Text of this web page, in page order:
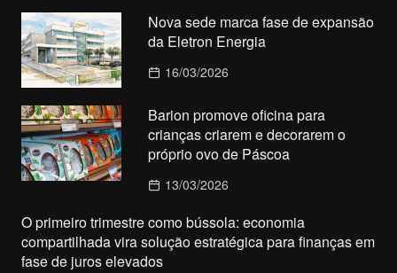
Nova sede marca fase de expansão
da Eletron Energia
16/03/2026
Barion promove oficina para
crianças criarem e decorarem o
próprio ovo de Páscoa
13/03/2026
O primeiro trimestre como bússola: economia
compartilhada vira solução estratégica para finanças em
fase de juros elevados